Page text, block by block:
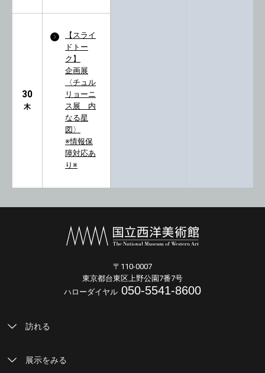
30
木
【スライ
ドトー
ク】
企画展
〈チュル
リョーニ
ス展 内
なる星
図〉
※情報保
障対応あ
り※
〒110-0007
東京都台東区上野公園7番7号
ハローダイヤル 050-5541-8600
訪れる
展示をみる